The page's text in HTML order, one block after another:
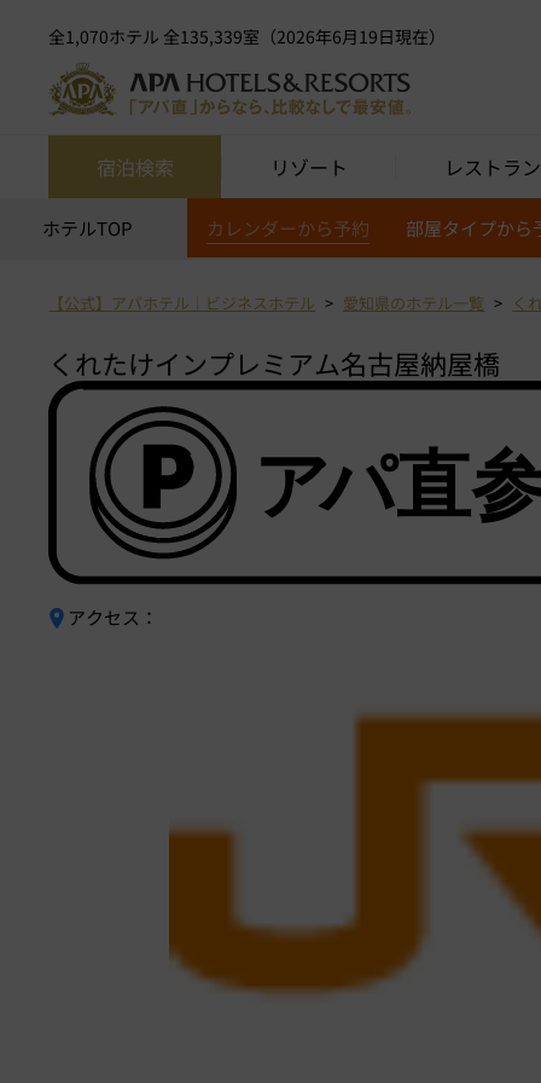
全1,070ホテル 全135,339室（2026年6月19日現在）
宿泊検索 リゾート レストラ
ホテルTOP カレンダーから予約 部屋タイプから
【公式】アパホテル｜ビジネスホテル 愛知県のホテル一覧 く
くれたけインプレミアム名古屋納屋橋
アクセス：